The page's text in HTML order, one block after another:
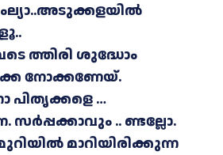
ത്തിരി ശുദ്ധോം
നോക്കണേയ്.
പിതൃക്കളെ …
സർപ്പക്കാവും .. ണ്ടല്ലോ.
മാറിയിരിക്കുന്ന